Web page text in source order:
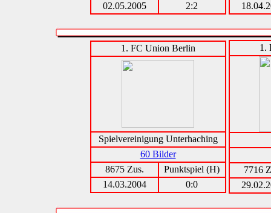
02.05.2005
2:2
1. FC Union Berlin
Spielvereinigung Unterhaching
60 Bilder
8675 Zus.
Punktspiel (H)
14.03.2004
0:0
1.
7716